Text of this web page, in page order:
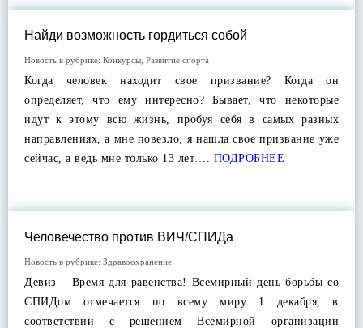
Найди возможность гордиться собой
Новость в рубрике: Конкурсы Развитие спорта
Когда человек находит свое призвание? Когда он
определяет, что ему интересно? Бывает, что некоторые
идут к этому всю жизнь, пробуя себя в самых разных
направлениях, а мне повезло, я нашла свое призвание уже
сейчас, а ведь мне только 13 лет…. ПОДРОБНЕЕ
Человечество против ВИЧ/СПИДа
Новость в рубрике: Здравоохранение
Девиз – Время для равенства! Всемирный день борьбы со
СПИДом отмечается по всему миру 1 декабря, в
соответствии с решением Всемирной организации